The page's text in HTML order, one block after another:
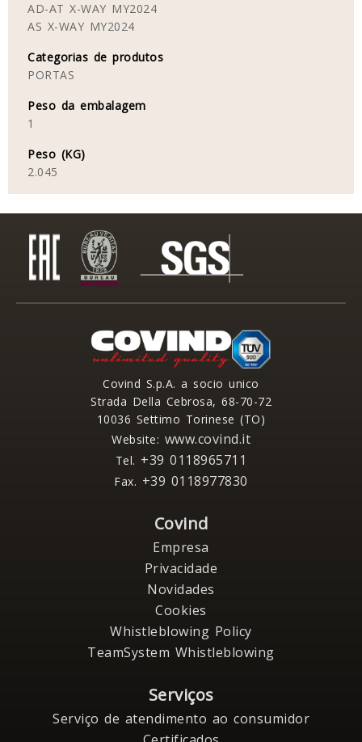
AD-AT X-WAY MY2024
AS X-WAY MY2024
Categorias de produtos
PORTAS
Peso da embalagem
1
Peso (KG)
2.045
Covind S.p.A. a socio unico
Strada Della Cebrosa, 68-70-72
10036 Settimo Torinese (TO)
Website: www.covind.it
Tel. +39 0118965711
Fax. +39 0118977830
Covind
Empresa
Privacidade
Novidades
Cookies
Whistleblowing Policy
TeamSystem Whistleblowing
Serviços
Serviço de atendimento ao consumidor